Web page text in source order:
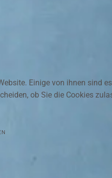
Einige von ihnen sind
ob Sie die Cookies